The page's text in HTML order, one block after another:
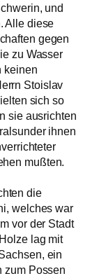
und
Alle diese
gegen
zu Wasser
keinen
Stoislav
sich so
sie ausrichten
ihnen
mußten.
die
welches war
vor der Stadt
lag mit
ein
zum Possen